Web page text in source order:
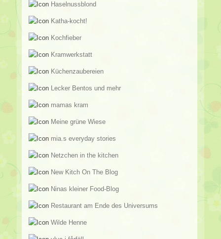
Haselnussblond
Katha-kocht!
Kochfieber
Kramwerkstatt
Küchenzaubereien
Lecker Bentos und mehr
mamas kram
Meine grüne Wiese
mia.s everyday stories
Netzchen in the kitchen
New Kitch On The Blog
Ninas kleiner Food-Blog
Restaurant am Ende des Universums
Wilde Henne